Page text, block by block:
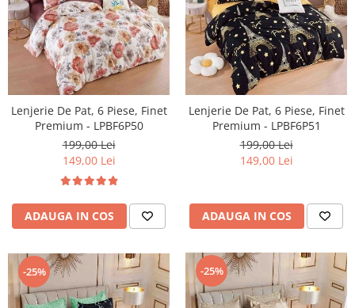
Lenjerie De Pat, 6 Piese, Finet
Premium - LPBF6P50
199,00 Lei
149,00 Lei
ADAUGA IN COS
Lenjerie De Pat, 6 Piese, Finet
Premium - LPBF6P51
199,00 Lei
149,00 Lei
ADAUGA IN COS
-25% -25%